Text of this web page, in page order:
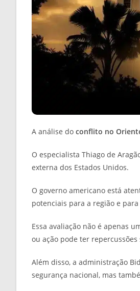
A análise do conflito no
O especialista Thiago de
externa dos Estados Unidos.
O governo americano está
potenciais para a região e
Essa avaliação não é apenas
ou ação pode ter repercussões
Além disso, a administração
segurança nacional, mas